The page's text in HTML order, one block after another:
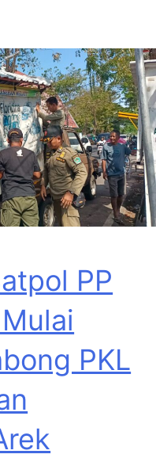
PP
PKL